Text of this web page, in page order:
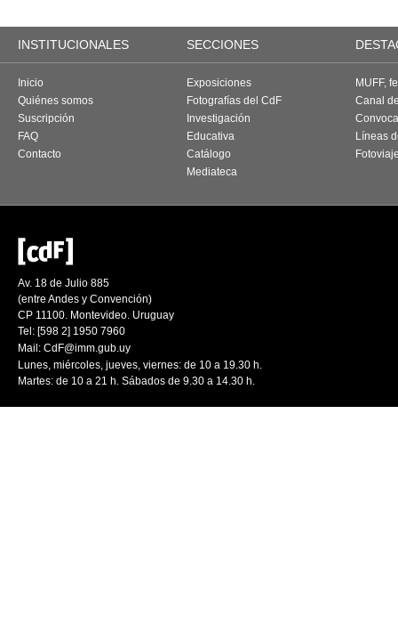
INSTITUCIONALES SECCIONES
Inicio
Quiénes somos
Suscripción
FAQ
Contacto
Exposiciones
Fotografías del CdF
Investigación
Educativa
Catálogo
Mediateca
MUFF,
Canal
Líneas
Av. 18 de Julio 885
(entre Andes y Convención)
CP 11100. Montevideo. Uruguay
Tel: [598 2] 1950 7960
Mail: CdF@imm.gub.uy
Lunes, miércoles, jueves, viernes: de 10 a 19.30 h.
Martes: de 10 a 21 h. Sábados de 9.30 a 14.30 h.